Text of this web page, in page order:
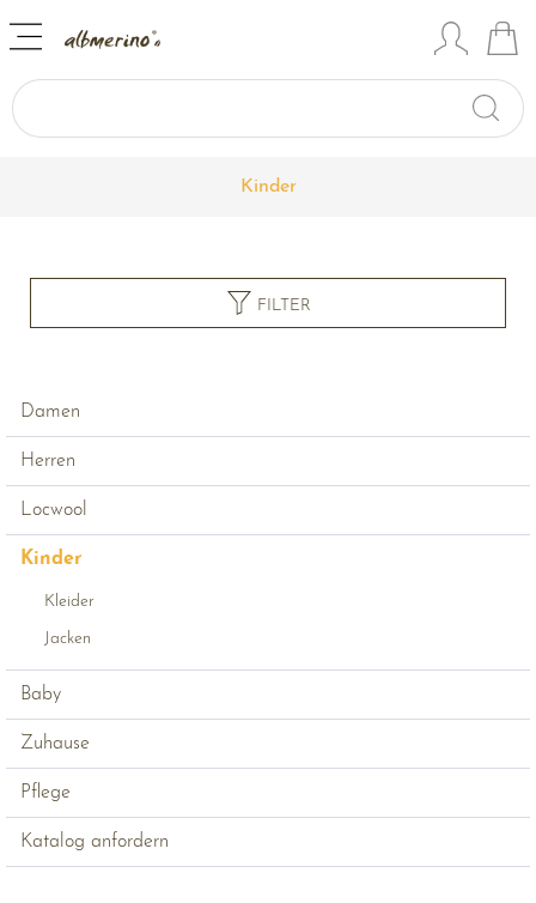
Kinder
FILTER
Damen
Herren
Locwool
Kinder
Kleider
Jacken
Baby
Zuhause
Pflege
Katalog anfordern